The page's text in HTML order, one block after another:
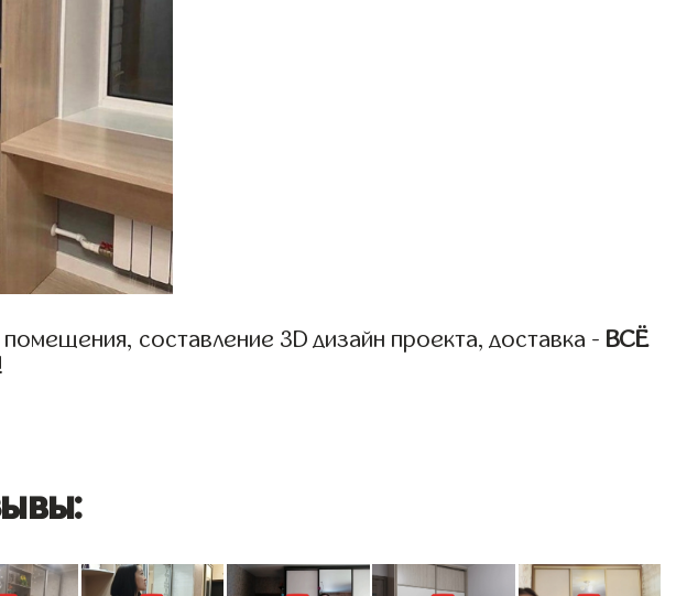
составление 3D дизайн проекта, доставка - ВСЁ